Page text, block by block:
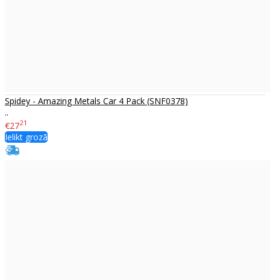
Spidey - Amazing Metals Car 4 Pack (SNF0378)
..
€2721
Ielikt grozā